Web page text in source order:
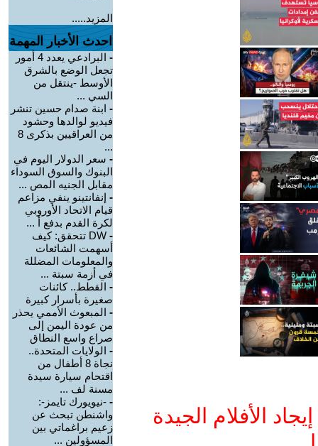
الأفلام الجيدة
المزيد.....
احدث الأخبار المهمة
-
البرادعي يعدد 4 أمور
تجعل الوضع بالشرق
الأوسط -ينتقل من
السي ...
- ابنة صدام حسين تنشر
فيديو لوالدها وحشود
من العراقيين بذكرى 8
...
- سعر الدولار اليوم في
البنوك والسوق السوداء
مقابل الجنيه المص ...
- إنفانتينو ينفي مزاعم
قيام الاتحاد الأوروبي
لكرة القدم بدفع أ ...
-
DW تتحقق: كيف
أسهمت الشائعات
والمعلومات المضللة
في أزمة سبتة ...
- القطط.. كائنات
صغيرة بأسرار كبيرة
- المبعوث الأممي يحذر
من عودة اليمن إلى
صراع واسع النطاق
- الولايات المتحدة..
نجاة 8 أطفال من
اقتحام سيارة سيدة
مسنة لف ...
- -نيويورك تايمز-:
واشنطن تبحث عن
زعيم براغماتي بين
المسؤولين ...